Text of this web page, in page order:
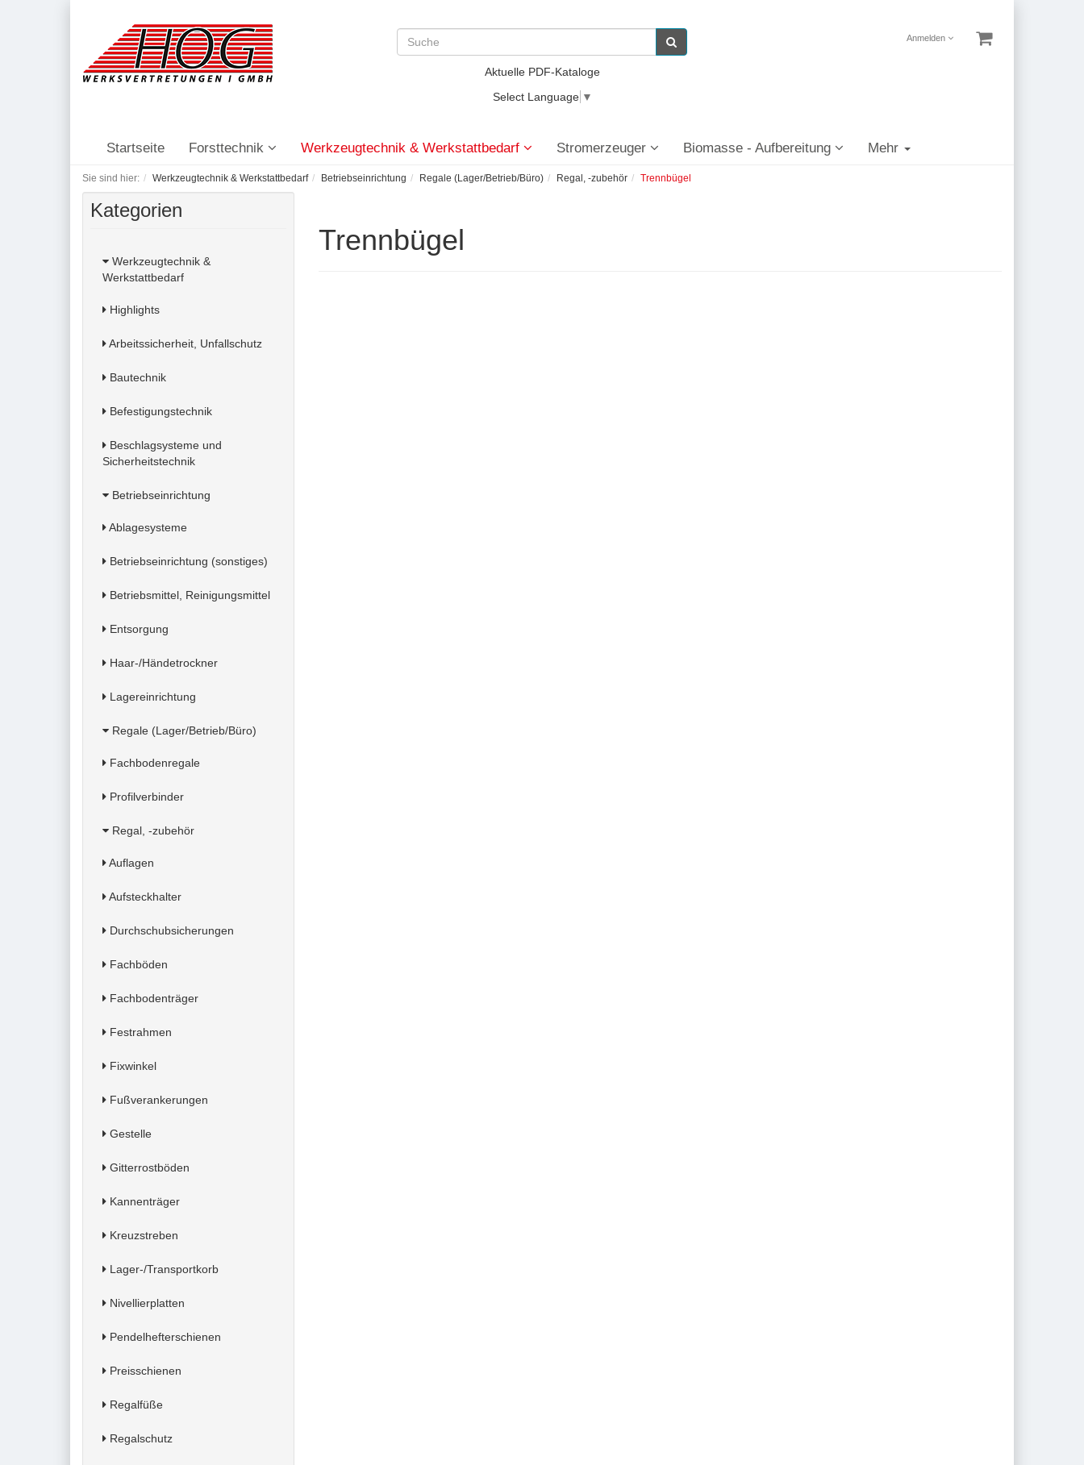
Anmelden
Aktuelle PDF-Kataloge
Select Language ▼
Startseite Forsttechnik Werkzeugtechnik & Werkstattbedarf Stromerzeuger Biomasse - Aufbereitung Mehr
Sie sind hier: Werkzeugtechnik & Werkstattbedarf Betriebseinrichtung Regale (Lager/Betrieb/Büro) Regal, -zubehör Trennbügel
Kategorien
Werkzeugtechnik &
Werkstattbedarf
Highlights
Arbeitssicherheit, Unfallschutz
Bautechnik
Befestigungstechnik
Beschlagsysteme und
Sicherheitstechnik
Betriebseinrichtung
Ablagesysteme
Betriebseinrichtung (sonstiges)
Betriebsmittel, Reinigungsmittel
Entsorgung
Haar-/Händetrockner
Lagereinrichtung
Regale (Lager/Betrieb/Büro)
Fachbodenregale
Profilverbinder
Regal, -zubehör
Auflagen
Aufsteckhalter
Durchschubsicherungen
Fachböden
Fachbodenträger
Festrahmen
Fixwinkel
Fußverankerungen
Gestelle
Gitterrostböden
Kannenträger
Kreuzstreben
Lager-/Transportkorb
Nivellierplatten
Pendelhefterschienen
Preisschienen
Regalfüße
Regalschutz
Trennbügel